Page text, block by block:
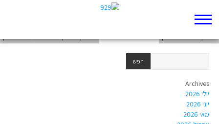
Archives
יולי 2026
יוני 2026
מאי 2026